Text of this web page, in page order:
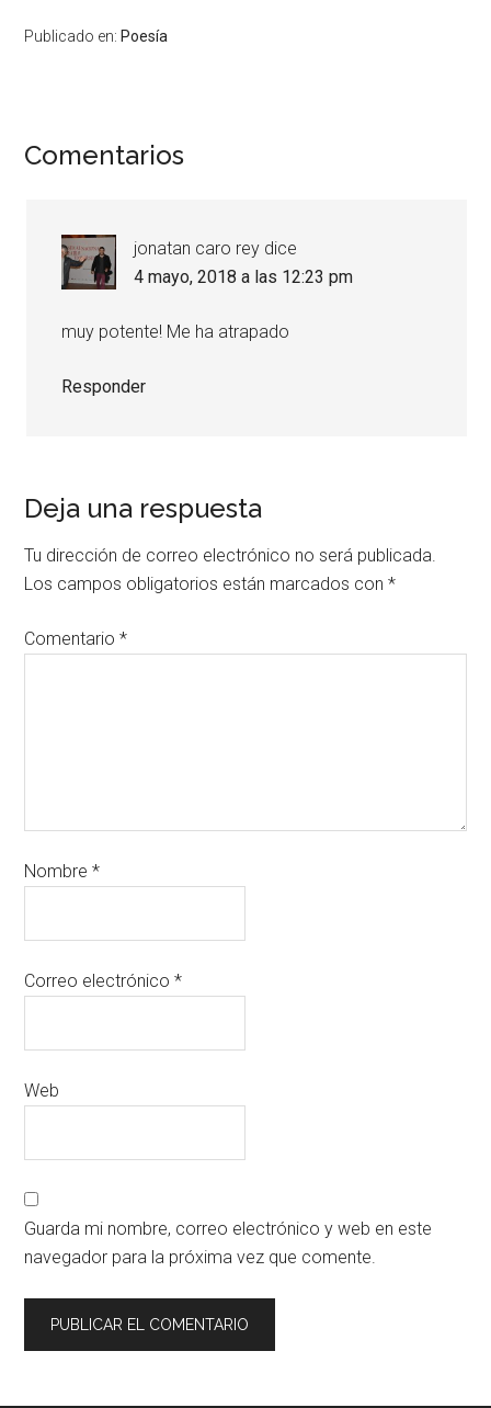
Publicado en: Poesía
Comentarios
jonatan caro rey dice
4 mayo, 2018 a las 12:23 pm
muy potente! Me ha atrapado
Responder
Deja una respuesta
Tu dirección de correo electrónico no será publicada.
Los campos obligatorios están marcados con*
Comentario*
Nombre*
Correo electrónico*
Web
Guarda mi nombre, correo electrónico y web en este
navegador para la próxima vez que comente.